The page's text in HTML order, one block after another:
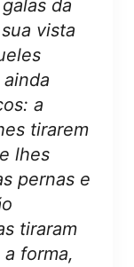
da
vista
a
tirarem
lhes
pernas e
tiraram
forma,